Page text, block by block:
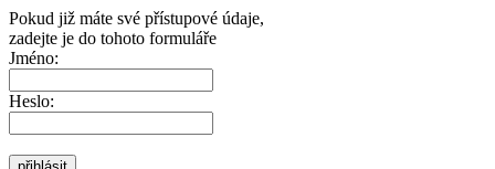
Pokud již máte své přístupové údaje,
zadejte je do tohoto formuláře
Jméno:
Heslo: